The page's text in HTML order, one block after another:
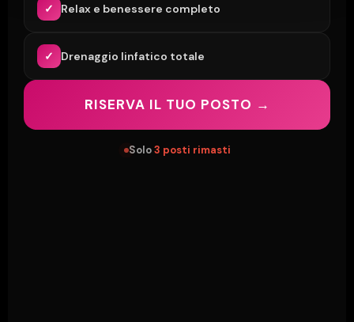
✓ Relax e benessere completo
✓ Drenaggio linfatico totale
RISERVA IL TUO POSTO →
Solo3 posti rimasti